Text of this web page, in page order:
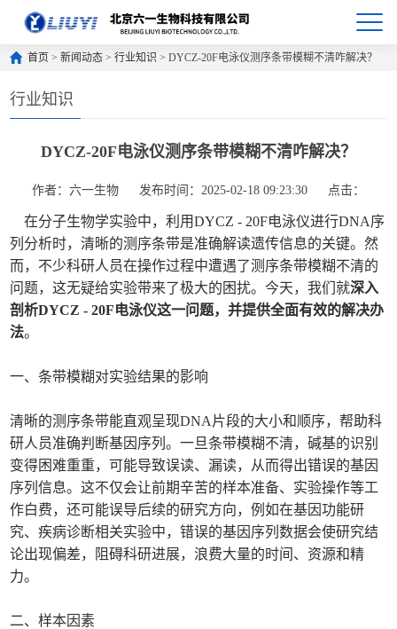
首页 >新闻动态 >行业知识 > DYCZ-20F电泳仪测序条带模糊不清咋解决？
行业知识
DYCZ-20F电泳仪测序条带模糊不清咋解决？
作者：六一生物 发布时间：2025-02-18 09:23:30 点击：
在分子生物学实验中，利用DYCZ - 20F电泳仪进行DNA序
列分析时，清晰的测序条带是准确解读遗传信息的关键。然
而，不少科研人员在操作过程中遭遇了测序条带模糊不清的
问题，这无疑给实验带来了极大的困扰。今天，我们就深入
剖析DYCZ - 20F电泳仪这一问题，并提供全面有效的解决办
法。
一、条带模糊对实验结果的影响
清晰的测序条带能直观呈现DNA片段的大小和顺序，帮助科
研人员准确判断基因序列。一旦条带模糊不清，碱基的识别
变得困难重重，可能导致误读、漏读，从而得出错误的基因
序列信息。这不仅会让前期辛苦的样本准备、实验操作等工
作白费，还可能误导后续的研究方向，例如在基因功能研
究、疾病诊断相关实验中，错误的基因序列数据会使研究结
论出现偏差，阻碍科研进展，浪费大量的时间、资源和精
力。
二、样本因素